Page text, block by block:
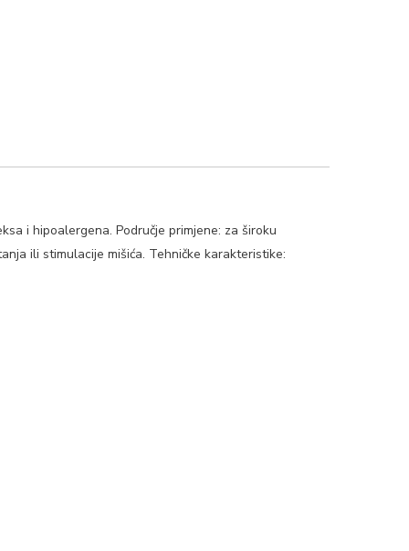
i hipoalergena. Područje primjene: za široku
ili stimulacije mišića. Tehničke karakteristike: